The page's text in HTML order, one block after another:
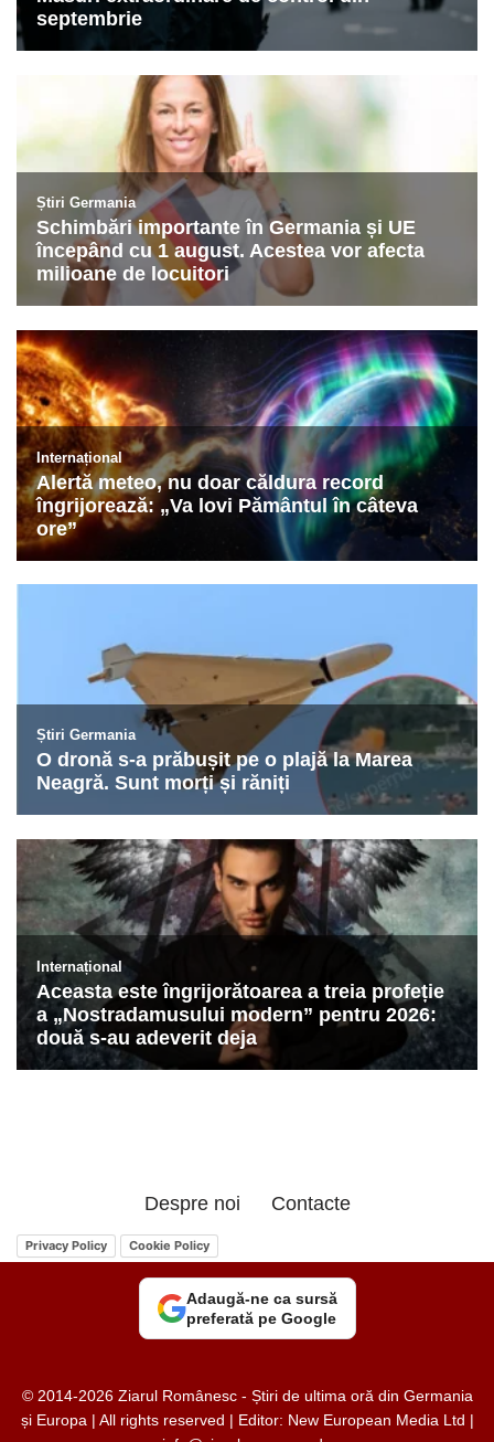
Despre noi Contacte
Privacy Policy Cookie Policy
Adaugă-ne ca sursă
preferată pe Google
© 2014-2026 Ziarul Românesc - Știri de ultima oră din Germania
și Europa | All rights reserved | Editor: New European Media Ltd |